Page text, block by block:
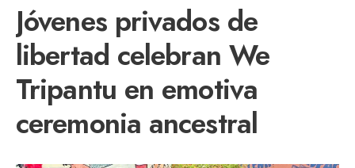
Jóvenes privados de
libertad celebran We
Tripantu en emotiva
ceremonia ancestral